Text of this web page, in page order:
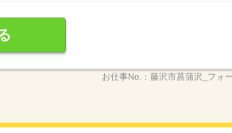
お仕事No.： 藤沢市菖蒲沢_フォ